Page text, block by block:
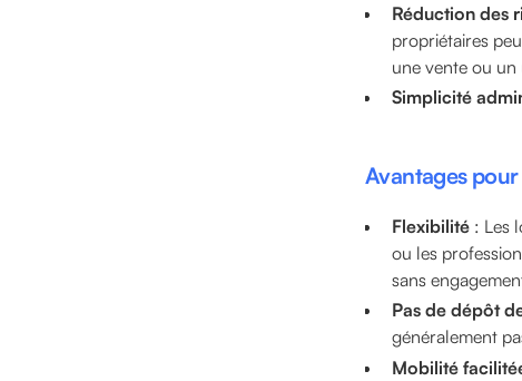
Réduction des
propriétaires
une vente ou un
Simplicité
Avantages
Flexibilité : Les
ou les
sans
Pas de dépôt
généralement
Mobilité